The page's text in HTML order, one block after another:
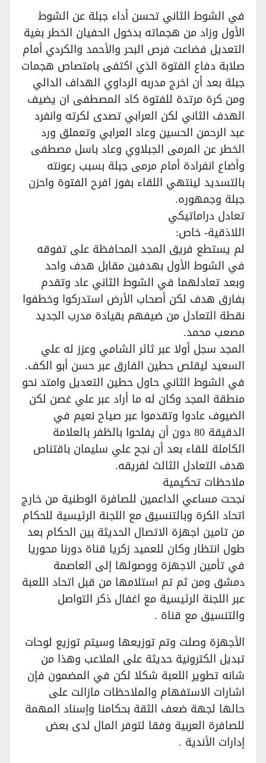
في الشوط الثاني تحسن أداء جبلة عن الشوط
الأول وزاد من هجماته بدخول الحفيان الخطر بغية
التعديل فضاعت فرص البحر والأحمد والكردي أمام
صلابة دفاع الفتوة الذي اكتفى بامتصاص هجمات
جبلة بعد أن اخرج مدربه الرداوي الهداف الدالي
ومن كرة مرتدة للفتوة كاد المصطفى ان يضيف
الهدف الثاني لكن العرابي تصدى لكرته وانفرد
عبد الرحمن الحسين وعاد العرابي وتعملق ورد
الخطر عن المرمى الجبلاوي وعاد باسل مصطفى
وأضاع انفرادة أمام مرمى جبلة بسبب رعونته
بالتسديد لينتهي اللقاء بفوز افرح الفتوة واحزن
جبلة وجمهوره.
تعادل دراماتيكي
اللاذقية- خاص:
لم يستطع فريق المجد المحافظة على تفوقه
في الشوط الأول بهدفين مقابل هدف واحد
وبعد تعادلهما في الشوط الثاني عاد وتقدم
بفارق هدف لكن أصحاب الأرض استدركوا وخطفوا
نقطة التعادل من ضيفهم بقيادة مدرب الجديد
مصعب محمد.
المجد سجل أولا عبر ثائر الشامي وعزز له علي
السعيد ليقلص حطين الفارق عبر حسن أبو الكف.
في الشوط الثاني حاول حطين التعديل وامتد نحو
منطقة المجد وكان له ما أراد عبر علي غصن لكن
الضيوف عادوا وتقدموا عبر صياح نعيم في
الدقيقة 80 دون أن يفلحوا بالظفر بالعلامة
الكاملة للقاء بعد أن نجح علي سليمان باقتناص
هدف التعادل الثالث لفريقه.
ملاحظات تحكيمية
نجحت مساعي الداعمين للصافرة الوطنية من خارج
اتحاد الكرة وبالتنسيق مع اللجنة الرئيسية للحكام
من تامين اجهزة الاتصال الحديثة بين الحكام بعد
طول انتظار وكان للعميد زكريا قناة دورنا محوريا
في تأمين الاجهزة ووصولها إلى العاصمة
دمشق ومن ثم تم استلامها من قبل اتحاد اللعبة
عبر اللجنة الرئيسية مع اغفال ذكر التواصل
والتنسيق مع قناة .
الأجهزة وصلت وتم توزيعها وسيتم توزيع لوحات
تبديل الكترونية حديثة على الملاعب وهذا من
شانه تطوير اللعبة شكلا لكن في المضمون فإن
اشارات الاستفهام والملاحظات مازالت على
حالها لجهة ضعف الثقة بحكامنا وإسناد المهمة
للصافرة العربية وفقا لتوفر المال لدى بعض
إدارات الأندية .